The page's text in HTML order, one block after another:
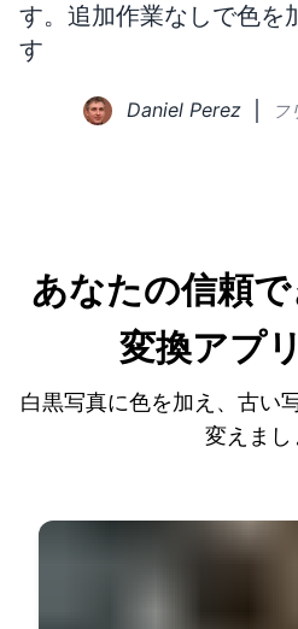
す。追加作業なしで色を
す
Daniel Perez フ
あなたの信頼
変換アプリ
白黒写真に色を加え、古い
変えまし